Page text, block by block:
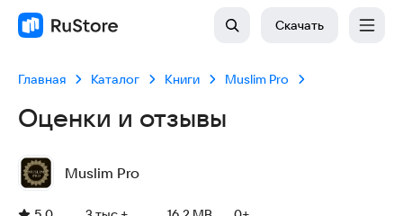
Скачать
Главная Каталог Книги Muslim Pro
Оценки и отзывы
Muslim Pro